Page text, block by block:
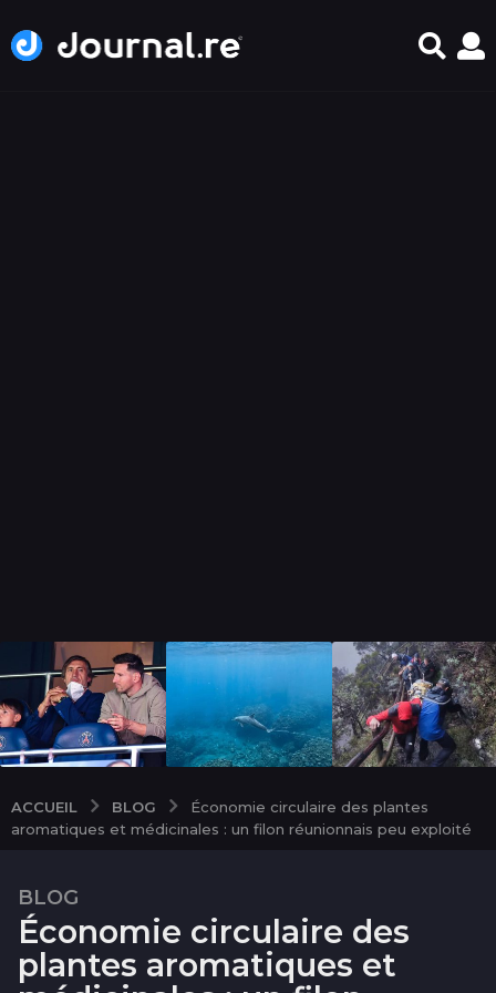
ACCUEIL BLOG
Économie circulaire des plantes
aromatiques et médicinales : un filon réunionnais peu exploité
9
m
i
BLOG
Économie circulaire des
plantes aromatiques et